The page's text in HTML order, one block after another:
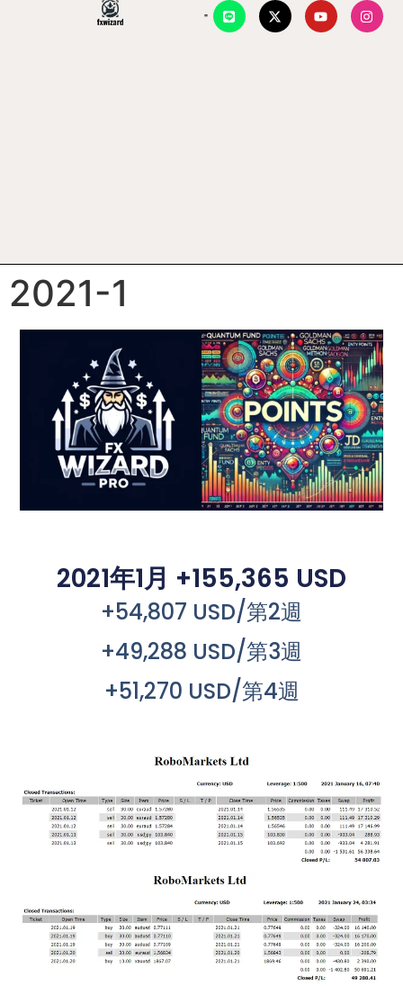
2021-1
2021年1月 +155,365 USD
+54,807 USD/第2週
+49,288 USD/第3週
+51,270 USD/第4週